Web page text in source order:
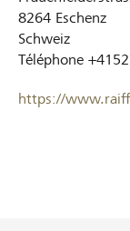
8264 Eschenz
Schweiz
Téléphone
https://